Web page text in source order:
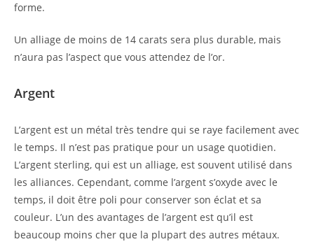
forme.
Un alliage de moins de 14 carats sera plus durable, mais
n’aura pas l’aspect que vous attendez de l’or.
Argent
L’argent est un métal très tendre qui se raye facilement avec
le temps. Il n’est pas pratique pour un usage quotidien.
L’argent sterling, qui est un alliage, est souvent utilisé dans
les alliances. Cependant, comme l’argent s’oxyde avec le
temps, il doit être poli pour conserver son éclat et sa
couleur. L’un des avantages de l’argent est qu’il est
beaucoup moins cher que la plupart des autres métaux.